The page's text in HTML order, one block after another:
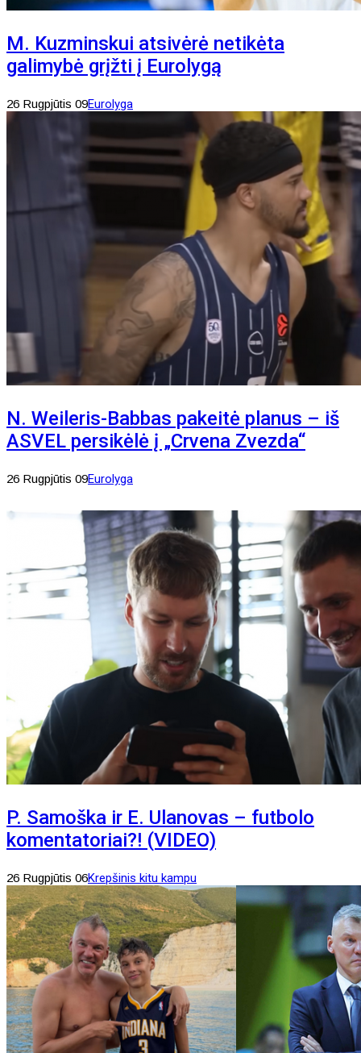
M. Kuzminskui atsivėrė netikėta
galimybė grįžti į Eurolygą
26 Rugpjūtis 09Eurolyga
N. Weileris-Babbas pakeitė planus – iš
ASVEL persikėlė į „Crvena Zvezda“
26 Rugpjūtis 09Eurolyga
P. Samoška ir E. Ulanovas – futbolo
komentatoriai?! (VIDEO)
26 Rugpjūtis 06Krepšinis kitu kampu